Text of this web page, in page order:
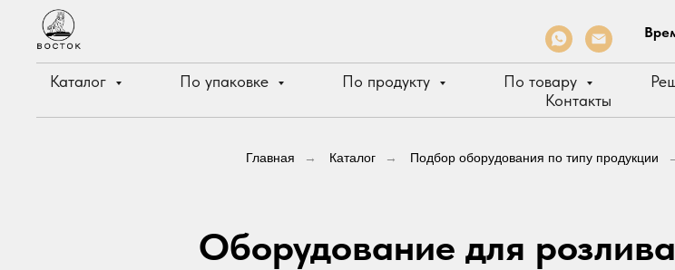
Каталог По упаковке По продукту По товару
Контакты
Главная → Каталог → Подбор оборудования по типу продукции
Оборудование для